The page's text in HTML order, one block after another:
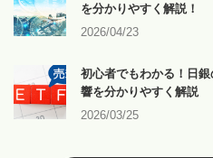
を分かりやすく解説！
2026/04/23
初心者でもわかる！日
響を分かりやすく解説
2026/03/25